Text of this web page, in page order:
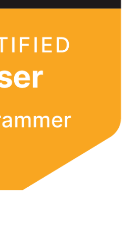
Intelligence